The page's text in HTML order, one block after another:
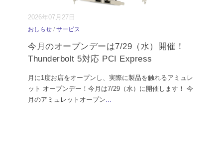
2026年07月27日
おしらせ / サービス
今月のオープンデーは7/29（水）開催！
Thunderbolt 5対応 PCI Express
月に1度お店をオープンし、実際に製品を触れるアミュレ
ット オープンデー！今月は7/29（水）に開催します！ 今
月のアミュレットオープン...